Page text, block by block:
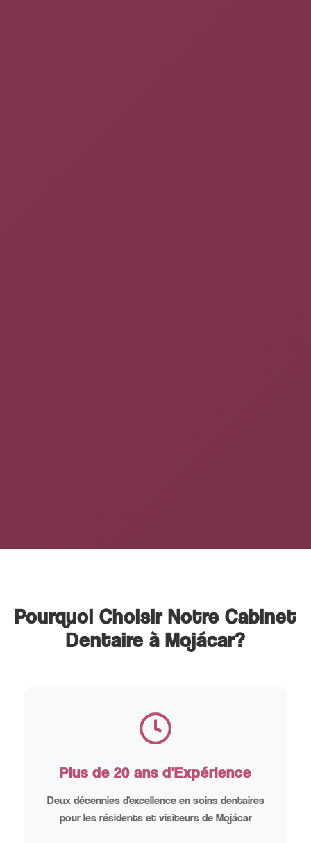
Pourquoi Choisir Notre Cabinet
Dentaire à Mojácar?
Plus de 20 ans d'Expérience
Deux décennies d'excellence en soins dentaires
pour les résidents et visiteurs de Mojácar